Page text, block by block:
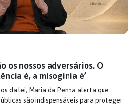
os nossos adversários. O
é, a misoginia é’
da lei, Maria da Penha alerta que
são indispensáveis para proteger